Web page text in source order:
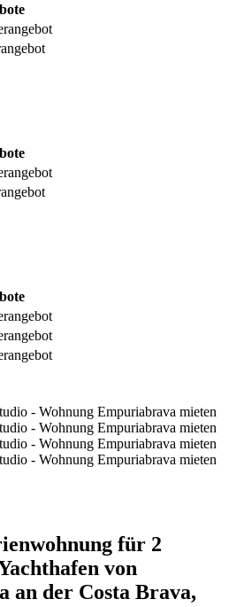
für 2
von
an der Costa Brava,